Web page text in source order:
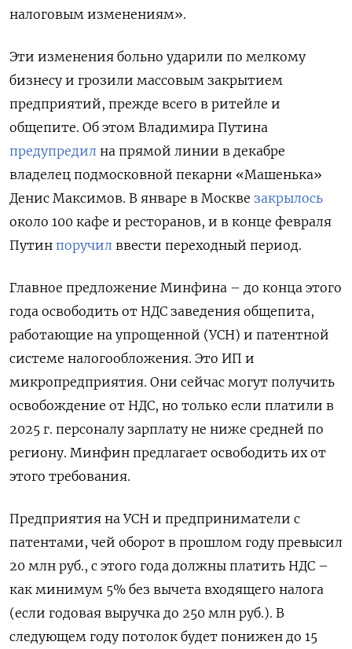
налоговым изменениям».
Эти изменения больно ударили по мелкому
бизнесу и грозили массовым закрытием
предприятий, прежде всего в ритейле и
общепите. Об этом Владимира Путина
предупредил на прямой линии в декабре
владелец подмосковной пекарни «Машенька»
Денис Максимов. В январе в Москве закрылось
около 100 кафе и ресторанов, и в конце февраля
Путин поручил ввести переходный период.
Главное предложение Минфина – до конца этого
года освободить от НДС заведения общепита,
работающие на упрощенной (УСН) и патентной
системе налогообложения. Это ИП и
микропредприятия. Они сейчас могут получить
освобождение от НДС, но только если платили в
2025 г. персоналу зарплату не ниже средней по
региону. Минфин предлагает освободить их от
этого требования.
Предприятия на УСН и предприниматели с
патентами, чей оборот в прошлом году превысил
20 млн руб., с этого года должны платить НДС –
как минимум 5% без вычета входящего налога
(если годовая выручка до 250 млн руб.). В
следующем году потолок будет понижен до 15